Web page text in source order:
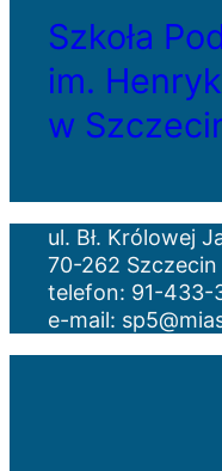
Szkoła
im.
w
ul. Bł. Królowej
70-262 Szczecin
telefon: 91-433-
e-mail: